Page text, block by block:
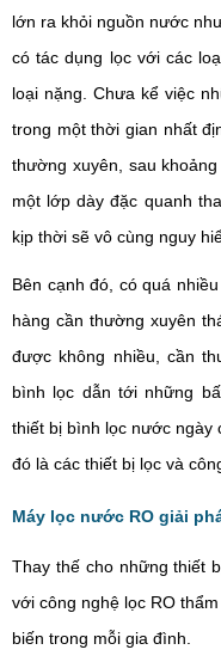
lớn ra khỏi nguồn nước
có tác dụng lọc với các
loại nặng. Chưa kể việc
trong một thời gian nhất
thường xuyên, sau
một lớp dày đặc quanh
kịp thời sẽ vô cùng nguy
Bên cạnh đó, có quá
hàng cần thường xuyên
được không nhiều, cần
bình lọc dẫn tới những
thiết bị bình lọc nước ngày
đó là các thiết bị lọc và
Máy lọc nước RO giải
Thay thế cho những thiết
với công nghệ lọc RO
biến trong mỗi gia đình.